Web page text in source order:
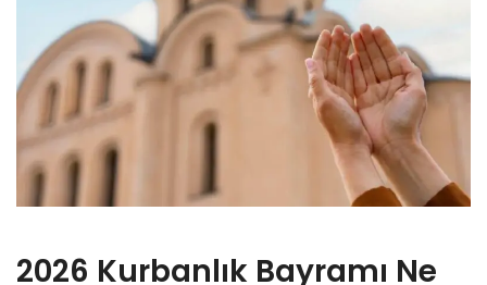
2026 Kurbanlık Bayramı Ne